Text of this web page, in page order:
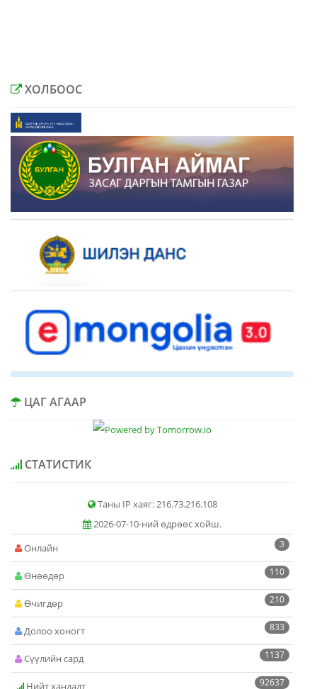
ХОЛБООС
ЦАГ АГААР
СТАТИСТИК
Таны IP хаяг: 216.73.216.108
2026-07-10-ний өдрөөс хойш.
3
Онлайн
110
Өнөөдөр
210
Өчигдөр
833
Долоо хоногт
1137
Сүүлийн сард
92637
Нийт хандалт